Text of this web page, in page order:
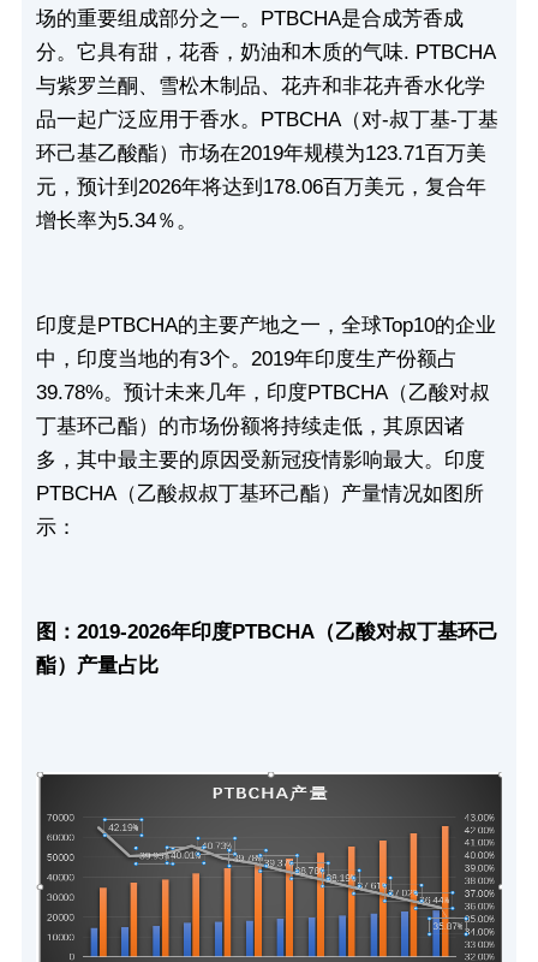
场的重要组成部分之一。PTBCHA是合成芳香成
分。它具有甜，花香，奶油和木质的气味. PTBCHA
与紫罗兰酮、雪松木制品、花卉和非花卉香水化学
品一起广泛应用于香水。PTBCHA（对-叔丁基-丁基
环己基乙酸酯）市场在2019年规模为123.71百万美
元，预计到2026年将达到178.06百万美元，复合年
增长率为5.34％。
印度是PTBCHA的主要产地之一，全球Top10的企业
中，印度当地的有3个。2019年印度生产份额占
39.78%。预计未来几年，印度PTBCHA（乙酸对叔
丁基环己酯）的市场份额将持续走低，其原因诸
多，其中最主要的原因受新冠疫情影响最大。印度
PTBCHA（乙酸叔叔丁基环己酯）产量情况如图所
示：
图：2019-2026年印度PTBCHA（乙酸对叔丁基环己
酯）产量占比